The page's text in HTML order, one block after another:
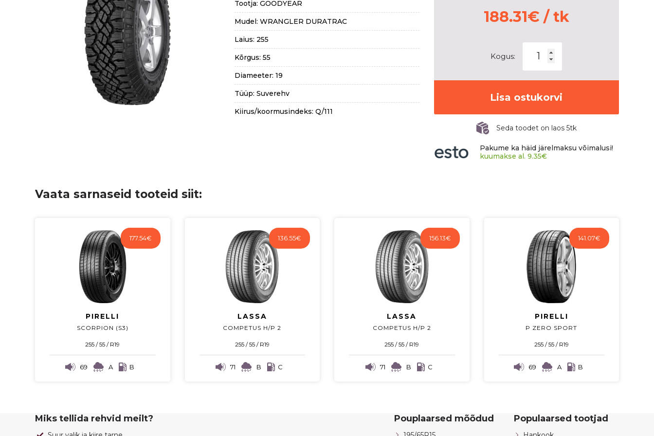
Tootja: GOODYEAR
Mudel: WRANGLER DURATRAC
Laius: 255
Kõrgus: 55
Diameeter: 19
Tüüp: Suverehv
Kiirus/koormusindeks: Q/111
188.31€ / tk
Kogus:
WRANGLER
DURATRAC
kogus
Lisa ostukorvi
Seda toodet on laos 5tk
Pakume ka häid järelmaksu võimalusi!
kuumakse al. 9.35€
Vaata sarnaseid tooteid siit:
177.54€
PIRELLI
SCORPION (S3)
255 / 55 / R19
69 A B
136.55€
LASSA
COMPETUS H/P 2
255 / 55 / R19
71 B C
156.13€
LASSA
COMPETUS H/P 2
255 / 55 / R19
71 B C
141.07€
PIRELLI
P ZERO SPORT
255 / 55 / R19
69 A B
Miks tellida rehvid meilt? Pouplaarsed mõõdud Populaarsed tootjad